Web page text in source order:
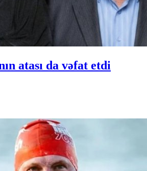
atası da vəfat etdi